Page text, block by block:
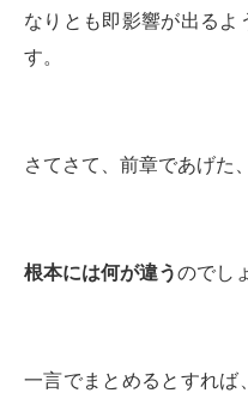
なりとも即影響が出るよ
す。
さてさて、前章であげた
根本には何が違うのでし
一言でまとめるとすれば